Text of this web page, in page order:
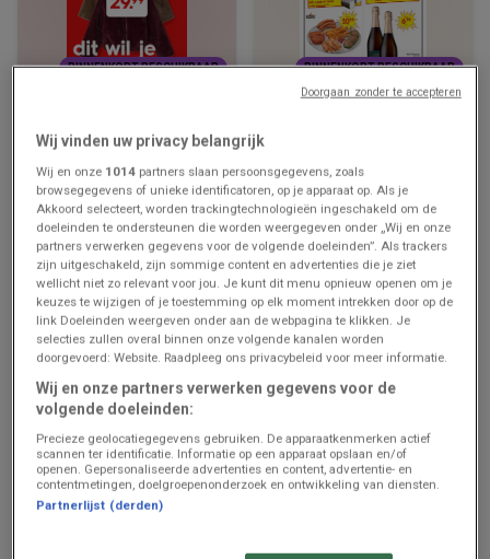
BINNENKORT BESCHIKBAAR
Bonnes affaires et offres
actuelles
Prijsgegevens
geldig tot en
met 16/8
Haacht
BINNENKORT BESCHIKBAAR
Ontdek de folder van 11 08
- NL
Prijsgegevens
geldig tot en
met 16/8
ZOJUIST TOEGEVOEGD
Zeeman
ZOJUIST TOEGEVOEGD
Wij vinden uw privacy belangrijk
Wij en onze 1014 partners slaan persoonsgegevens, zoals
browsegegevens of unieke identificatoren, op je apparaat op. Als je
Akkoord selecteert, worden trackingtechnologieën ingeschakeld om de
doeleinden te ondersteunen die worden weergegeven onder „Wij en onze
partners verwerken gegevens voor de volgende doeleinden”. Als trackers
zijn uitgeschakeld, zijn sommige content en advertenties die je ziet
wellicht niet zo relevant voor jou. Je kunt dit menu opnieuw openen om je
keuzes te wijzigen of je toestemming op elk moment intrekken door op de
link Doeleinden weergeven onder aan de webpagina te klikken. Je
selecties zullen overal binnen onze volgende kanalen worden
doorgevoerd: Website. Raadpleeg ons privacybeleid voor meer informatie.
Wij en onze partners verwerken gegevens voor de
volgende doeleinden:
Precieze geolocatiegegevens gebruiken. De apparaatkenmerken actief
scannen ter identificatie. Informatie op een apparaat opslaan en/of
openen. Gepersonaliseerde advertenties en content, advertentie- en
contentmetingen, doelgroepenonderzoek en ontwikkeling van diensten.
Partnerlijst (derden)
Doorgaan zonder te accepteren